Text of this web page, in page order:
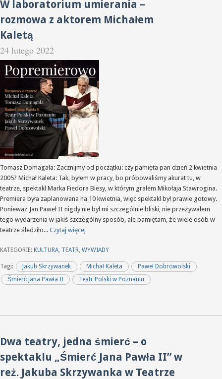
W laboratorium umierania –
rozmowa z aktorem Michałem
Kaletą
24 lutego 2022
Tomasz Domagała: Zacznijmy od początku: czy pamięta pan dzień 2 kwietnia
2005? Michał Kaleta: Tak, byłem w pracy, bo próbowaliśmy akurat tu, w
teatrze, spektakl Marka Fiedora Biesy, w którym grałem Mikołaja Stawrogina.
Premiera była zaplanowana na 10 kwietnia, więc spektakl był prawie gotowy.
Ponieważ Jan Paweł II nigdy nie był mi szczególnie bliski, nie przeżywałem
tego wydarzenia w jakiś szczególny sposób, ale pamiętam, że wiele osób w
teatrze śledziło... Czytaj więcej
KATEGORIE: KULTURA, TEATR, WYWIADY
Tagi: Jakub Skrzywanek Michał Kaleta
Paweł Dobrowolski
Śmierć Jana Pawła II
Teatr Polski w Poznaniu
Dwa teatry, jedna śmierć – o
spektaklu „Śmierć Jana Pawła II” w
reż. Jakuba Skrzywanka w Teatrze